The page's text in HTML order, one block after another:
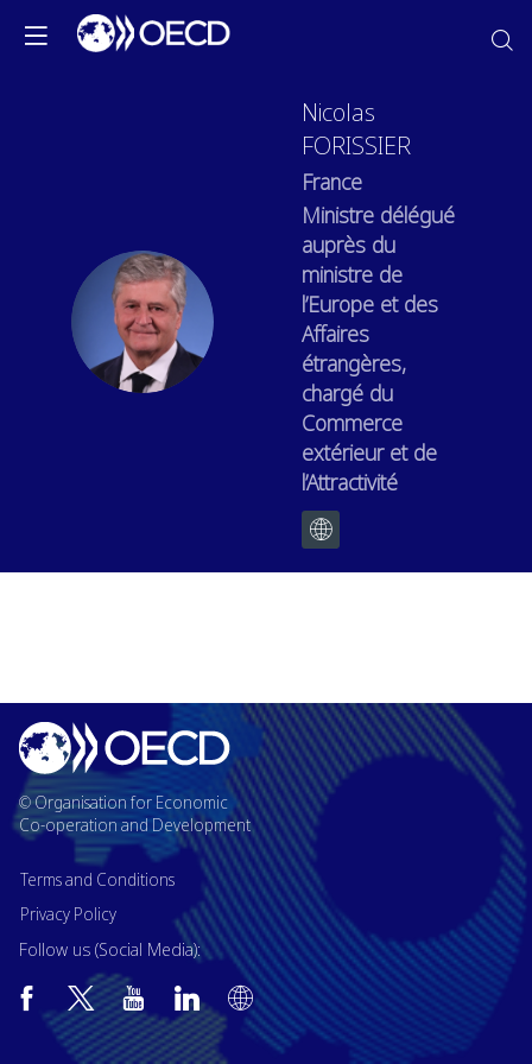
NF
Nicolas
FORISSIER
France
Ministre délégué
auprès du
ministre de
l’Europe et des
Affaires
étrangères,
chargé du
Commerce
extérieur et de
l’Attractivité
© Organisation for Economic
Co-operation and Development
Terms and Conditions
Privacy Policy
Follow us (Social Media):